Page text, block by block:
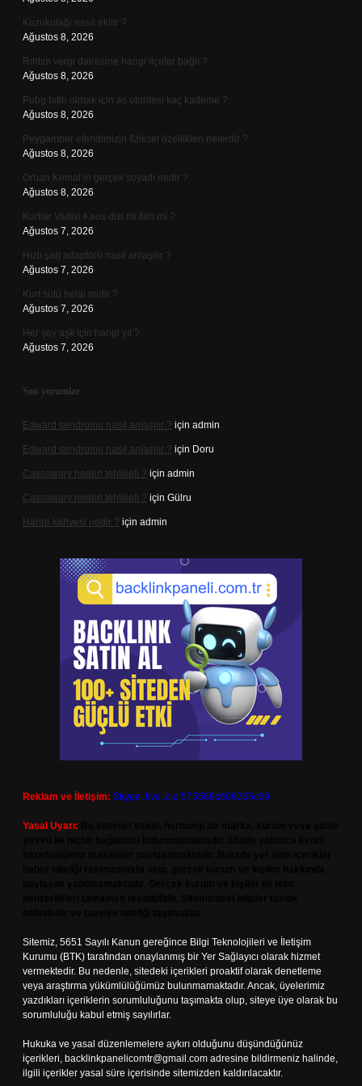
Kuzukulağı nasıl ekilir ?
Ağustos 8, 2026
Rıhtım vergi dairesine hangi ilçeler bağlı ?
Ağustos 8, 2026
Pubg fatih olmak için as otoritesi kaç kademe ?
Ağustos 8, 2026
Peygamber efendimizin fiziksel özellikleri nelerdir ?
Ağustos 8, 2026
Orhan Kemal’in gerçek soyadı nedir ?
Ağustos 8, 2026
Kurtlar Vadisi Kaos dizi mi film mi ?
Ağustos 7, 2026
Hızlı şarj adaptörü nasıl anlaşılır ?
Ağustos 7, 2026
Kurt sütü helal midir ?
Ağustos 7, 2026
Her şey aşk için hangi yıl ?
Ağustos 7, 2026
Son yorumlar
Edward sendromu nasıl anlaşılır ? için admin
Edward sendromu nasıl anlaşılır ? için Doru
Cassowary neden tehlikeli ? için admin
Cassowary neden tehlikeli ? için Gülru
Harire kahvesi nedir ? için admin
Reklam ve İletişim: Skype: live:.cid.575569c608265c69
Yasal Uyarı:
Sitemiz, 5651 Sayılı Kanun gereğince Bilgi Teknolojileri ve İletişim
Kurumu (BTK) tarafından onaylanmış bir Yer Sağlayıcı olarak hizmet
vermektedir. Bu nedenle, sitedeki içerikleri proaktif olarak denetleme
veya araştırma yükümlülüğümüz bulunmamaktadır. Ancak, üyelerimiz
yazdıkları içeriklerin sorumluluğunu taşımakta olup, siteye üye olarak bu
sorumluluğu kabul etmiş sayılırlar.
Hukuka ve yasal düzenlemelere aykırı olduğunu düşündüğünüz
içerikleri, backlinkpanelicomtr@gmail.com adresine bildirmeniz halinde,
ilgili içerikler yasal süre içerisinde sitemizden kaldırılacaktır.